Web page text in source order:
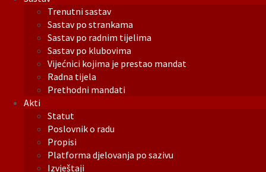
Trenutni sastav
Sastav po strankama
Sastav po radnim tijelima
Sastav po klubovima
Vijećnici kojima je prestao mandat
Radna tijela
Prethodni mandati
Akti
Statut
Poslovnik o radu
Propisi
Platforma djelovanja po sazivu
Izvještaji